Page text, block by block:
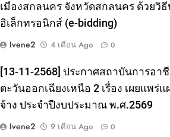
เมืองสกลนคร จังหวัดสกลนคร ด้วยวิธี
อิเล็กทรอนิกส์ (e-bidding)
Ivene2
4 เดือน Ago 0
[13-11-2568] ประกาศสถาบันการอา
ตะวันออกเฉียงเหนือ 2 เรื่อง เผยแพร่
จ้าง ประจำปีงบประมาณ พ.ศ.2569
Ivene2
9 เดือน Ago 0